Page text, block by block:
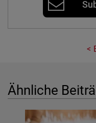
Ähnliche